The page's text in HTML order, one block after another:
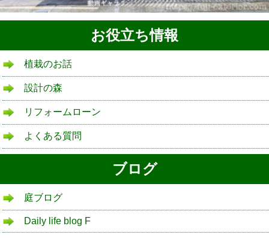
お役立ち情報
植栽のお話
設計の森
リフォームローン
よくある質問
ブログ
庭ブログ
Daily life blog F